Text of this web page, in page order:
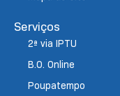
Serviços
2ª via IPTU
B.O. Online
Poupatempo